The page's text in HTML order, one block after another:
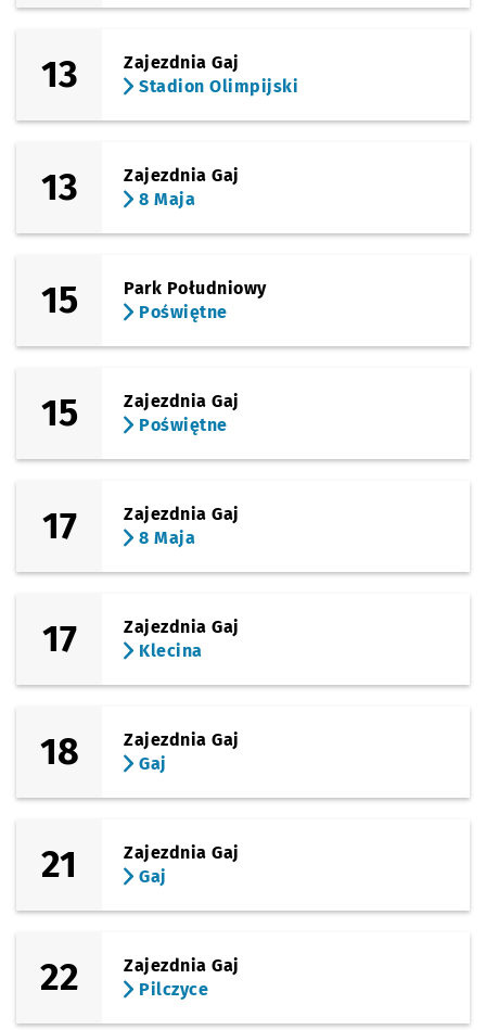
13
Zajezdnia Gaj
Stadion Olimpijski
13
Zajezdnia Gaj
8 Maja
15
Park Południowy
Poświętne
15
Zajezdnia Gaj
Poświętne
17
Zajezdnia Gaj
8 Maja
17
Zajezdnia Gaj
Klecina
18
Zajezdnia Gaj
Gaj
21
Zajezdnia Gaj
Gaj
22
Zajezdnia Gaj
Pilczyce